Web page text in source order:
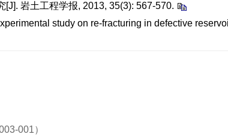
岩土工程学报, 2013, 35(3): 567-570.
study on re-fracturing in defective
001）